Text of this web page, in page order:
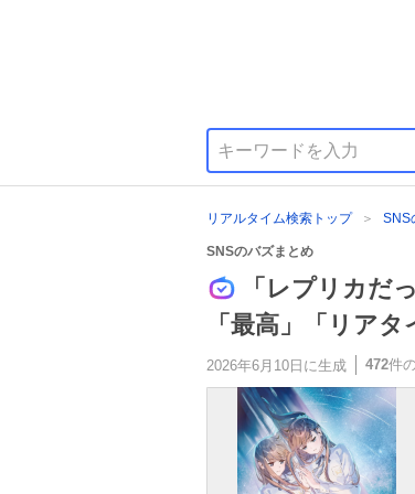
リアルタイム検索トップ SNS
SNSのバズまとめ
「レプリカだ
「最高」「リアタ
2026年6月10日 に生成 472件